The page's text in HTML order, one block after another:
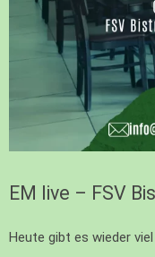
EM live – FSV
Heute gibt es wieder